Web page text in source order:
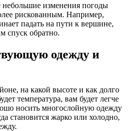
небольшие изменения погоды
рискованным. Например,
падать на пути к вершине,
спуск обратно.
одежду и
на какой высоте и как долго
температура, вам будет легче
носить многослойную одежду
становится жарко или холодно,